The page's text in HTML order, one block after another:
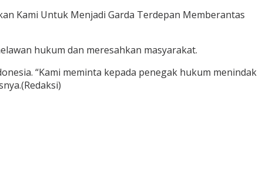
Kami Untuk Menjadi Garda Terdepan Memberantas
hukum dan meresahkan masyarakat.
“Kami meminta kepada penegak hukum menindak